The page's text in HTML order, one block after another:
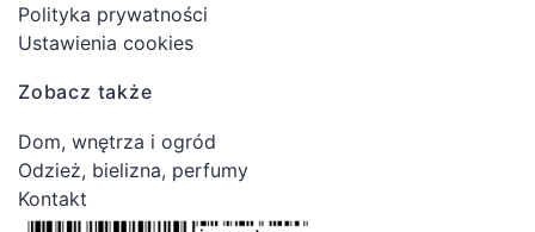
Polityka prywatności
Ustawienia cookies
Zobacz także
Dom, wnętrza i ogród
Odzież, bielizna, perfumy
Kontakt